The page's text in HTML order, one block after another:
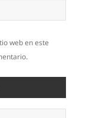
web en este